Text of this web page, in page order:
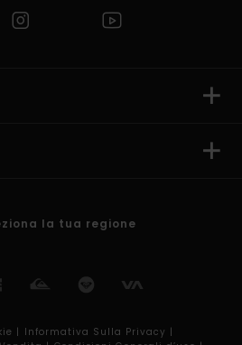
la tua regione
| Informativa Sulla Privacy |